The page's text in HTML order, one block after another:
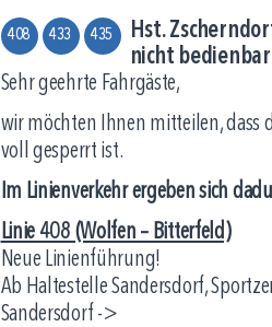
408 433 435
Hst.
nicht bedienbar
Sehr geehrte Fahrgäste,
wir möchten Ihnen mitteilen, dass
voll gesperrt ist.
Im Linienverkehr ergeben sich
Linie 408 (Wolfen – Bitterfeld)
Neue Linienführung!
Ab Haltestelle Sandersdorf,
Sandersdorf ->